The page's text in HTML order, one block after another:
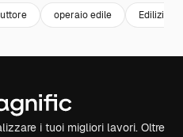
operaio edile Edilizia
i tuoi migliori lavori. Oltre